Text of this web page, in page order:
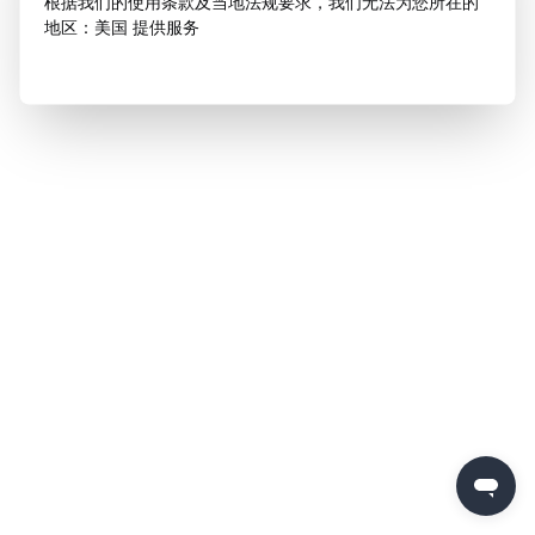
地区：美国 提供服务